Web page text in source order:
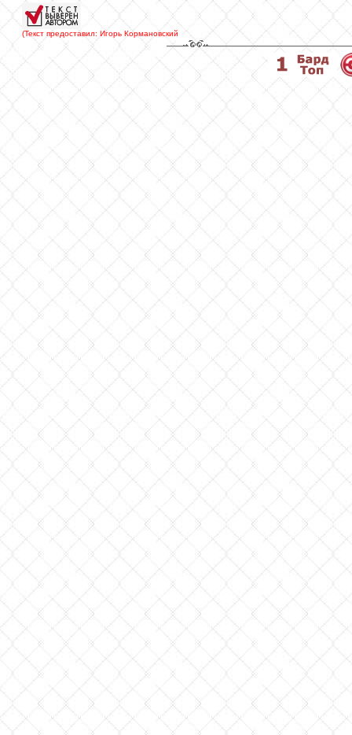
(Текст предоставил: Игорь Кормановский